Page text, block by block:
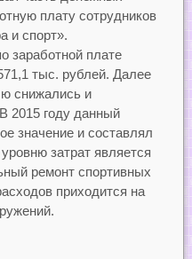
плату сотрудников
и спорт».
заработной плате
тыс. рублей. Далее
снижались и
2015 году данный
значение и составлял
затрат является
ремонт спортивных
приходится на